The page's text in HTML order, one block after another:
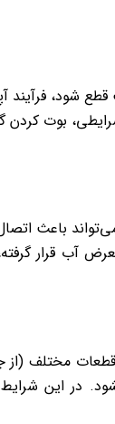
قطع شود،
بوت کردن
باعث
قرار
قطعات مختلف
در این شرایط